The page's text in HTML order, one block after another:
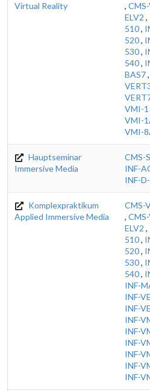
Virtual Reality
,
ELV2 ,
510,
520,
530,
540,
BAS7
VMI-1
VMI-
VMI-
Hauptseminar
Immersive Media
CMS-
INF-
INF-
Komplexpraktikum
Applied Immersive Media
CMS-
,
ELV2 ,
510,
520,
530,
540,
INF-
INF-
INF-
INF-
INF-
INF-
INF-
INF-
INF-